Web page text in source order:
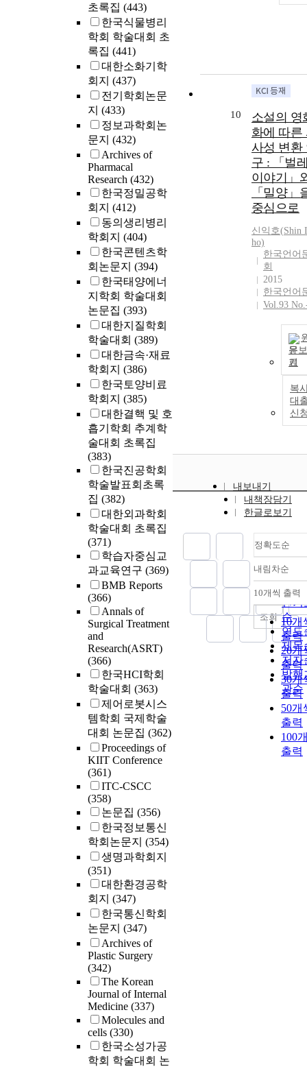
초록집 (443)
한국식물병리
학회 학술대회 초
록집 (441)
대한소화기학
회지 (437)
전기학회논문
지 (433)
정보과학회논
문지 (432)
Archives of
Pharmacal
Research (432)
한국정밀공학
회지 (412)
동의생리병리
학회지 (404)
한국콘텐츠학
회논문지 (394)
한국태양에너
지학회 학술대회
논문집 (393)
대한지질학회
학술대회 (389)
대한금속·재료
학회지 (386)
한국토양비료
학회지 (385)
대한결핵 및 호
흡기학회 추계학
술대회 초록집
(383)
한국진공학회
학술발표회초록
집 (382)
대한외과학회
학술대회 초록집
(371)
학습자중심교
과교육연구 (369)
BMB Reports
(366)
Annals of
Surgical Treatment
and
Research(ASRT)
(366)
한국HCI학회
학술대회 (363)
제어로봇시스
템학회 국제학술
대회 논문집 (362)
Proceedings of
KIIT Conference
(361)
ITC-CSCC
(358)
논문집 (356)
한국정보통신
학회논문지 (354)
생명과학회지
(351)
대한환경공학
회지 (347)
한국통신학회
논문지 (347)
Archives of
Plastic Surgery
(342)
The Korean
Journal of Internal
Medicine (337)
Molecules and
cells (330)
한국소성가공
학회 학술대회 논
10
소설의 영
화에 따른
사성 변환
구 : 「벌
이야기」
「밀양」
중심으로
신익호(Shin
ho)
한국언어
회
2015
한국언어
Vol.93
문보
기
복
대
신
내보내기
내책장담기
한글로보기
정확도순
정확
순
인기
순
연도
제목
저자
발행
관순
내림차순
내림
10개씩 출력
10개
출력
20개
출력
30개
출력
50개
출력
100
출력
조회